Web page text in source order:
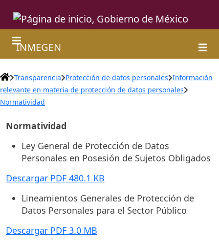
INMEGEN
Transparencia Protección de datos personales Información
relevante en materia de protección de datos personales
Normatividad
Normatividad
Ley General de Protección de Datos
Personales en Posesión de Sujetos Obligados
Descargar PDF 480.1 KB
Lineamientos Generales de Protección de
Datos Personales para el Sector Público
Descargar PDF 3.0 MB